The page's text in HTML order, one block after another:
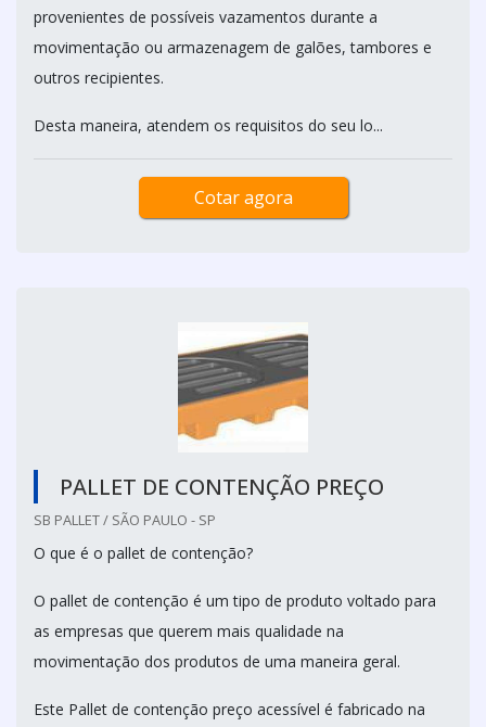
provenientes de possíveis vazamentos durante a
movimentação ou armazenagem de galões, tambores e
outros recipientes.
Desta maneira, atendem os requisitos do seu lo...
Cotar agora
PALLET DE CONTENÇÃO PREÇO
SB PALLET / SÃO PAULO - SP
O que é o pallet de contenção?
O pallet de contenção é um tipo de produto voltado para
as empresas que querem mais qualidade na
movimentação dos produtos de uma maneira geral.
Este Pallet de contenção preço acessível é fabricado na